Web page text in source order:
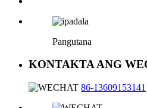
Pangutana
KONTAKTA ANG
86-13609153141